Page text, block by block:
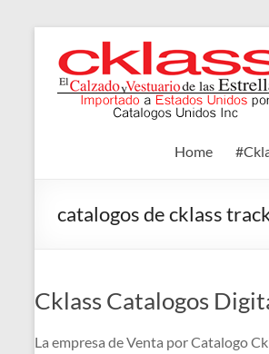
content
Cklass
El
las
Home
catalogos de cklass
Cklass Catalogos
La empresa de Venta por Catalogo